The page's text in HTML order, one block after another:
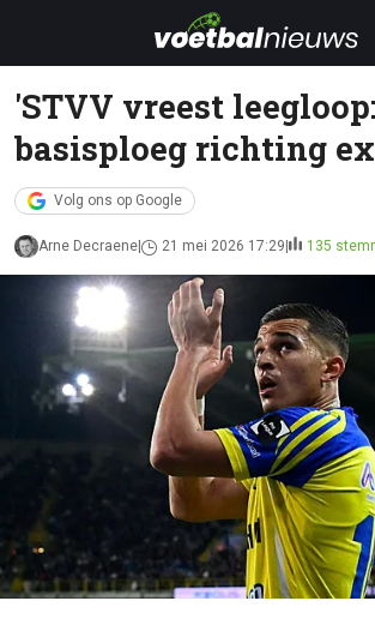
'STVV vreest
basisploeg richting
Volg ons op Google
Arne Decraene 21 mei 2026 17:29 135